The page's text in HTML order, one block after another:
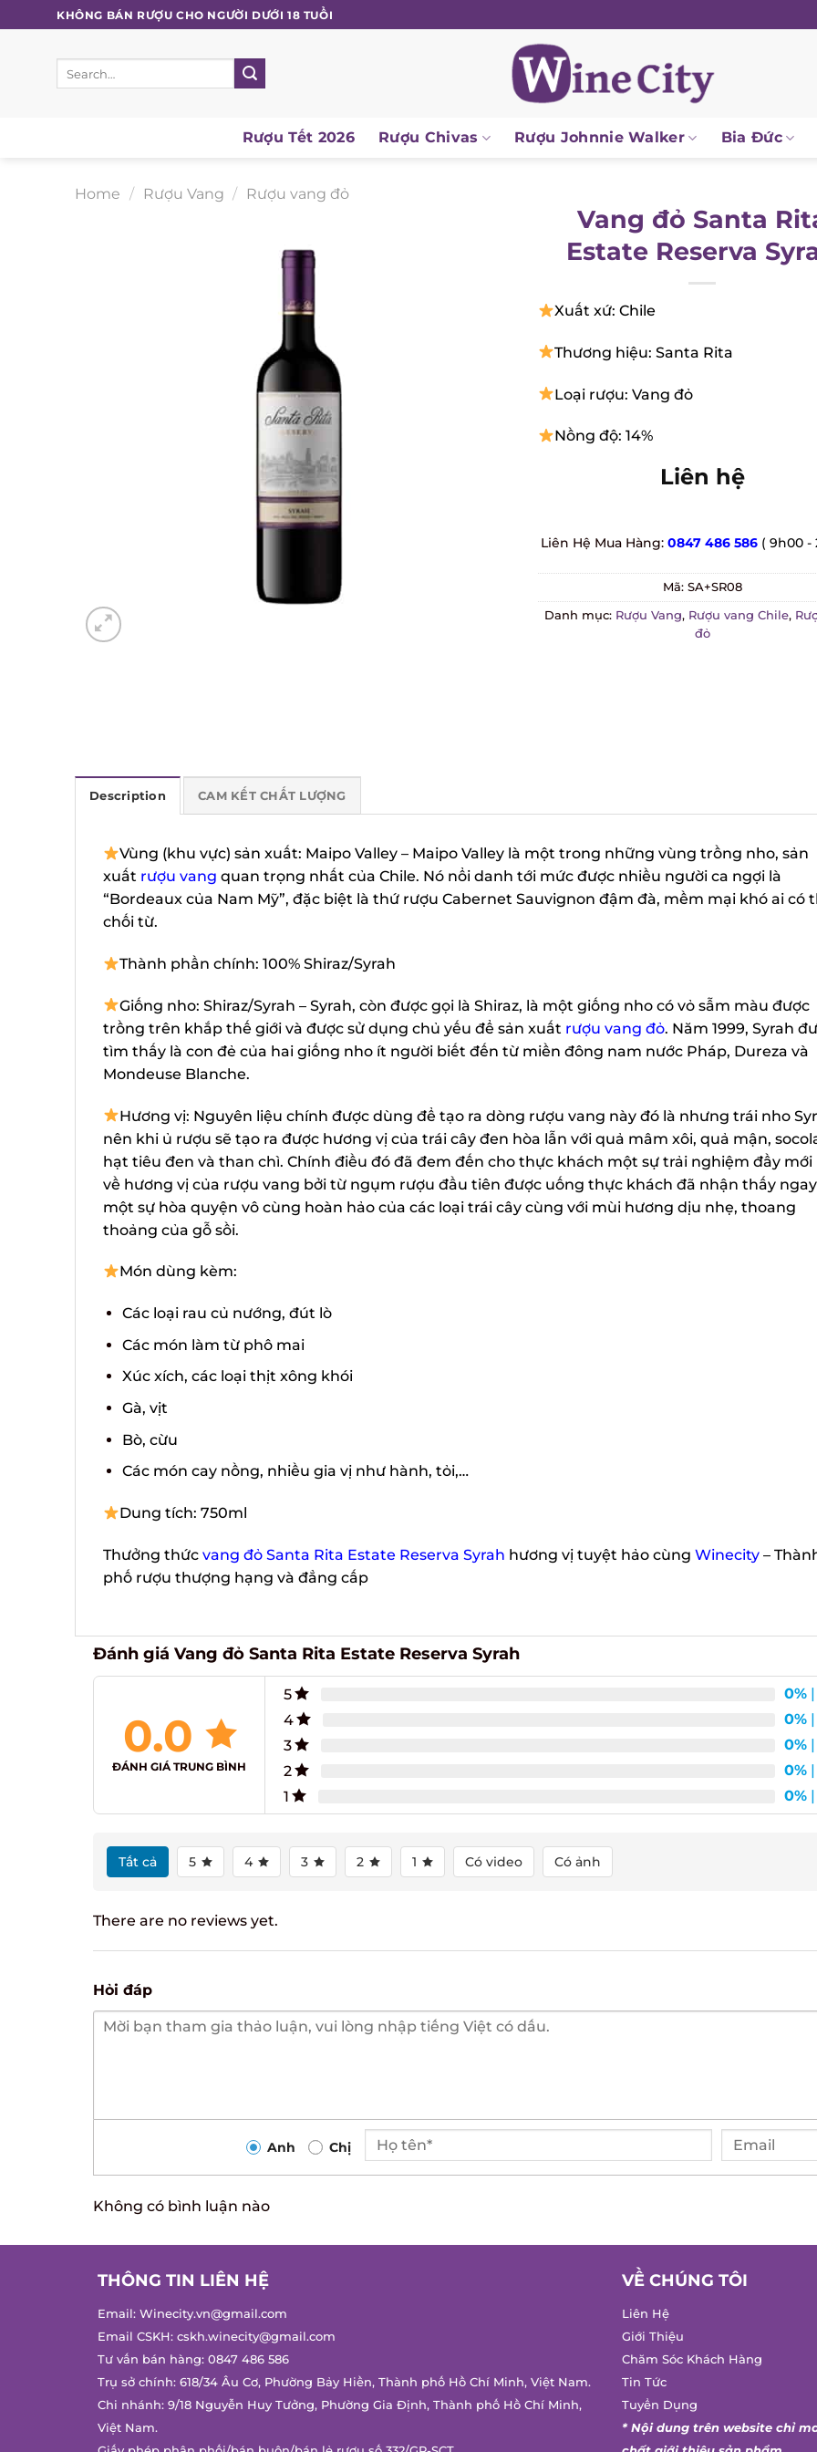
to
content
KHÔNG BÁN RƯỢU CHO NGƯỜI DƯỚI 18 TUỔI
Rượu Tết 2026 Rượu Chivas Rượu Johnnie Walker Bia Đức
Home / Rượu Vang / Rượu vang đỏ
Vang đỏ Santa
Estate Reserva
Xuất xứ: Chile
Thương hiệu: Santa Rita
Loại rượu: Vang đỏ
Nồng độ: 14%
Liên hệ
Liên Hệ Mua Hàng:0847 486 586 ( 9h00 -
Mã: SA+SR08
Danh mục: Rượu Vang, Rượu vang Chile,
đỏ
Description CAM KẾT CHẤT LƯỢNG
Vùng (khu vực) sản xuất: Maipo Valley – Maipo Valley là một trong những vùng trồng nho, sản
xuất rượu vang quan trọng nhất của Chile. Nó nổi danh tới mức được nhiều người ca ngợi là
“Bordeaux của Nam Mỹ”, đặc biệt là thứ rượu Cabernet Sauvignon đậm đà, mềm mại khó ai có
chối từ.
Thành phần chính: 100% Shiraz/Syrah
Giống nho: Shiraz/Syrah – Syrah, còn được gọi là Shiraz, là một giống nho có vỏ sẫm màu được
trồng trên khắp thế giới và được sử dụng chủ yếu để sản xuất rượu vang đỏ. Năm 1999, Syrah
tìm thấy là con đẻ của hai giống nho ít người biết đến từ miền đông nam nước Pháp, Dureza và
Mondeuse Blanche.
Hương vị: Nguyên liệu chính được dùng để tạo ra dòng rượu vang này đó là nhưng trái nho
nên khi ủ rượu sẽ tạo ra được hương vị của trái cây đen hòa lẫn với quả mâm xôi, quả mận,
hạt tiêu đen và than chì. Chính điều đó đã đem đến cho thực khách một sự trải nghiệm đầy mới
về hương vị của rượu vang bởi từ ngụm rượu đầu tiên được uống thực khách đã nhận thấy ngay
một sự hòa quyện vô cùng hoàn hảo của các loại trái cây cùng với mùi hương dịu nhẹ, thoang
thoảng của gỗ sồi.
Món dùng kèm:
Các loại rau củ nướng, đút lò
Các món làm từ phô mai
Xúc xích, các loại thịt xông khói
Gà, vịt
Bò, cừu
Các món cay nồng, nhiều gia vị như hành, tỏi,…
Dung tích: 750ml
Thưởng thức vang đỏ Santa Rita Estate Reserva Syrah hương vị tuyệt hảo cùng Winecity –
phố rượu thượng hạng và đẳng cấp
Đánh giá Vang đỏ Santa Rita Estate Reserva Syrah
0.0
ĐÁNH GIÁ TRUNG BÌNH
5 0%
4
0%
3
0%
2
0%
1
0%
Tất cả 5 4 3 2 1 Có video Có ảnh
There are no reviews yet.
Hỏi đáp
Anh Chị
Không có bình luận nào
THÔNG TIN LIÊN HỆ
Email: Winecity.vn@gmail.com
Email CSKH: cskh.winecity@gmail.com
Tư vấn bán hàng: 0847 486 586
Trụ sở chính: 618/34 Âu Cơ, Phường Bảy Hiền, Thành phố Hồ Chí Minh, Việt Nam.
Chi nhánh: 9/18 Nguyễn Huy Tưởng, Phường Gia Định, Thành phố Hồ Chí Minh,
Việt Nam.
VỀ CHÚNG TÔI
Liên Hệ
Giới Thiệu
Chăm Sóc Khách Hàng
Tin Tức
Tuyển Dụng
* Nội dung trên website chỉ